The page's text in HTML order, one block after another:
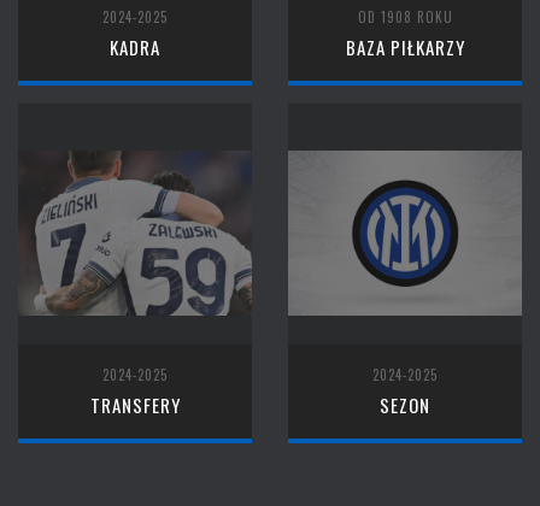
2024-2025
KADRA
OD 1908 ROKU
BAZA PIŁKARZY
2024-2025
TRANSFERY
2024-2025
SEZON